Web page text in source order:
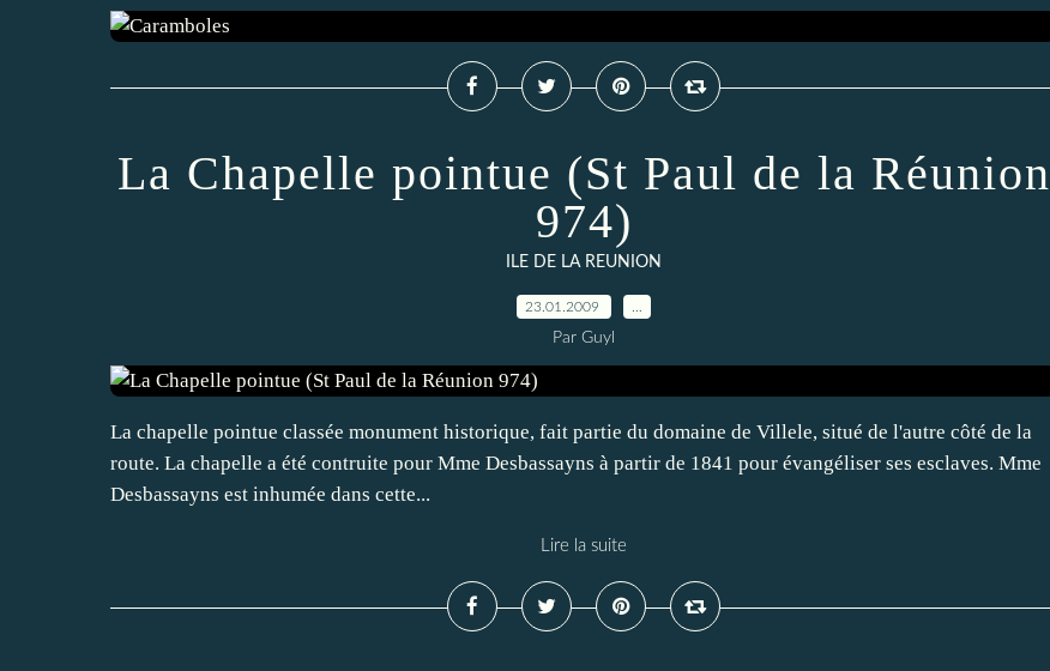
La Chapelle pointue (St Paul de la Réunion
974)
ILE DE LA REUNION
23.01.2009
Par Guyl
La chapelle pointue classée monument historique, fait partie du domaine de Villele, situé de l'autre côté de la
route. La chapelle a été contruite pour Mme Desbassayns à partir de 1841 pour évangéliser ses esclaves. Mme
Desbassayns est inhumée dans cette...
Lire la suite